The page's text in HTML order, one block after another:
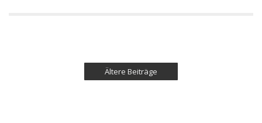
Ältere Beiträge